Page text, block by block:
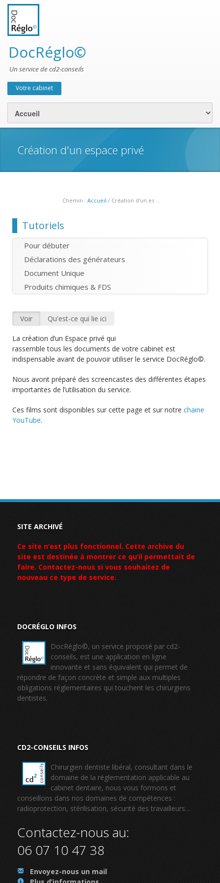
DocRéglo©
Un service de cd2-conseils
Menu secondaire
Votre cabinet
Création d'un espace privé
Chemin :
Chemin
Accueil / Création d'un es ...
Tutoriels
Pour débuter
Déclarations des générateurs
Document Unique
Produits chimiques & FDS
Onglets principaux
Voir (onglet actif)
Qu'est-ce qui lie ici
La création d’un Espace privé qui
rassemble tous les documents de votre cabinet est
indispensable avant de pouvoir utiliser le service DocRéglo©.
Nous avont préparé des screencastes des différentes étapes
importantes de l’utilisation du service.
Ces films sont disponibles sur cette page et sur notre chaine
YouTube.
SITE ARCHIVÉ
Ce site n’est plus fonctionnel. Cette archive du
site est destinée à montrer ce qu’il permettait de
faire. Contactez-nous si vous souhaitez de
nouveau ce type de service.
DOCRÉGLO INFOS
DocRéglo©, un service proposé par cd2-
conseils, est une application en ligne
innovante et sans équivalent qui permet de
répondre de façon concrète et simple aux multiples
obligations réglementaires qui touchent les chirurgiens
dentistes.
CD2-CONSEILS INFOS
Chirurgien dentiste libéral, consultant dans le
domaine de la réglementation applicable au
cabinet dentaire, nous vous formons et
conseillons dans nos domaines de compétences :
radioprotection, stérilisation, sécurité des travailleurs…
Contactez-nous au:
06 07 10 47 38
.
Envoyez-nous un mail
.